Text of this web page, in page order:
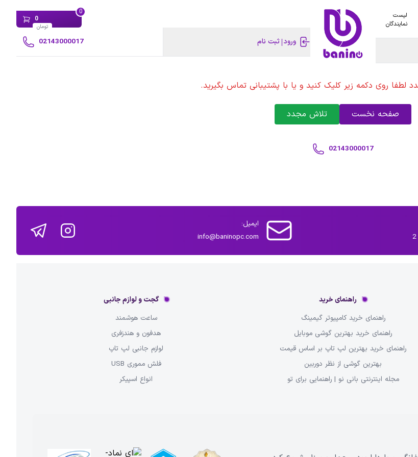
لیست
نمایندگان
0
0
تومان
ورود ثبت نام 02143000017
لطفا روی دکمه زیر کلیک کنید و یا با پشتیبانی تماس بگیرید.
صفحه نخست تلاش مجدد
02143000017
ایمیل:
info@baninopc.com
راهنمای خرید
راهنمای خرید کامپیوتر گیمینگ
راهنمای خرید بهترین گوشی موبایل
راهنمای خرید بهترین لپ تاپ بر اساس قیمت
بهترین گوشی از نظر دوربین
مجله اینترنتی بانی نو | راهنمایی برای تو
گجت و لوازم جانبی
ساعت هوشمند
هدفون و هندزفری
لوازم جانبی لپ تاپ
فلش مموری USB
انواع اسپیکر